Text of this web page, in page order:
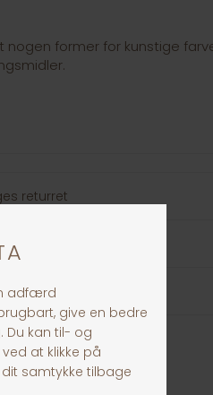
nogen former for kunstige
returret
39,-
levering